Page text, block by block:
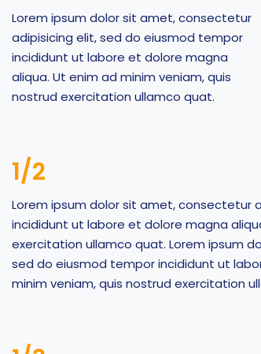
Lorem ipsum dolor sit amet, consectetur
adipisicing elit, sed do eiusmod tempor
incididunt ut labore et dolore magna
aliqua. Ut enim ad minim veniam, quis
nostrud exercitation ullamco quat.
1/2
Lorem ipsum dolor sit amet, consectetur
incididunt ut labore et dolore magna
exercitation ullamco quat. Lorem ipsum
sed do eiusmod tempor incididunt ut
minim veniam, quis nostrud exercitation